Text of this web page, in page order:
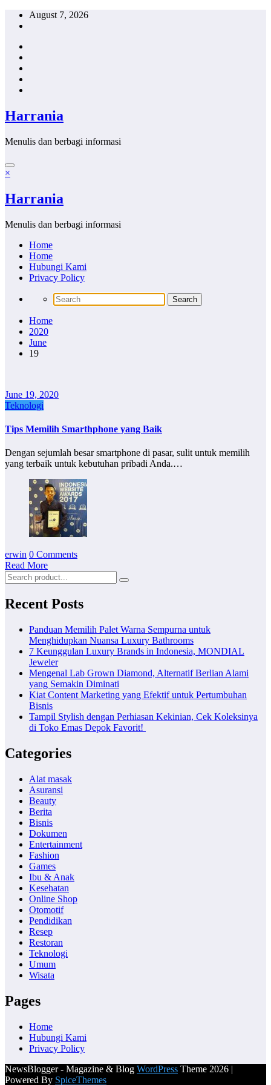
Skip
August 7, 2026
Harrania
Menulis dan berbagi informasi
×
Harrania
Menulis dan berbagi informasi
Home
Home
Hubungi Kami
Privacy Policy
Home
2020
June
19
June 19, 2020
Teknologi
Tips Memilih Smarthphone yang Baik
Dengan sejumlah besar smartphone di pasar, sulit untuk memilih
yang terbaik untuk kebutuhan pribadi Anda.…
erwin 0 Comments
Read More
Recent Posts
Panduan Memilih Palet Warna Sempurna untuk
Menghidupkan Nuansa Luxury Bathrooms
7 Keunggulan Luxury Brands in Indonesia, MONDIAL
Jeweler
Mengenal Lab Grown Diamond, Alternatif Berlian Alami
yang Semakin Diminati
Kiat Content Marketing yang Efektif untuk Pertumbuhan
Bisnis
Tampil Stylish dengan Perhiasan Kekinian, Cek Koleksinya
di Toko Emas Depok Favorit!
Categories
Alat masak
Asuransi
Beauty
Berita
Bisnis
Dokumen
Entertainment
Fashion
Games
Ibu & Anak
Kesehatan
Online Shop
Otomotif
Pendidikan
Resep
Restoran
Teknologi
Umum
Wisata
Pages
Home
Hubungi Kami
Privacy Policy
NewsBlogger - Magazine & Blog WordPress Theme 2026 |
Powered By SpiceThemes